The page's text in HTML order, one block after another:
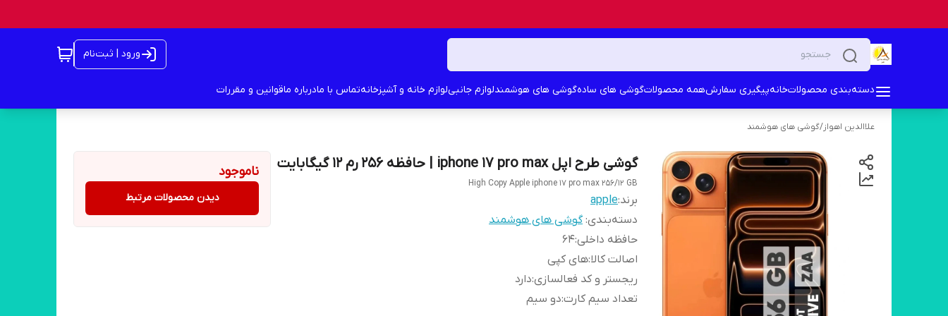
ورود | ثبت‌نام
دسته‌بندی محصولاتخانهپیگیری سفارشهمه محصولاتگوشی های سادهگوشی های هوشمندلوازم جانبیلوازم خانه و آشپزخانهتماس با مادرباره ماقوانین و مقررات
علاالدین اهواز/گوشی های هوشمند
گوشی طرح اپل iphone 17 pro max | حافظه 256 رم 12 گیگابایت
High Copy Apple iphone 17 pro max 256/12 GB
برند:apple
دسته‌بندی:گوشی های هوشمند
حافظه داخلی:
64
اصالت کالا:های کپی
ریجستر و کد فعالسازی:دارد
تعداد سیم کارت:دو سیم
ناموجود
دیدن محصولات مرتبط